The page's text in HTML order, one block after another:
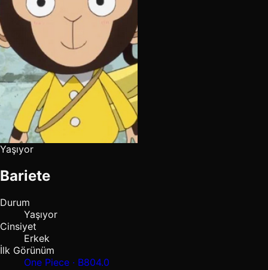
Yaşıyor
Bariete
Durum
Yaşıyor
Cinsiyet
Erkek
İlk Görünüm
One Piece · B804.0